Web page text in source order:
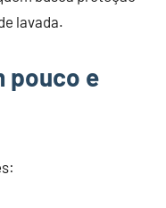
lavada.
pouco e